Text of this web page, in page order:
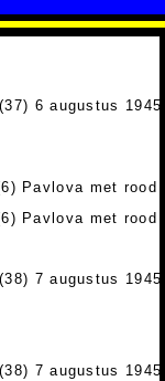
(37) 6 augustus 1945
Pavlova met rood
Pavlova met rood
(38) 7 augustus 1945
(38) 7 augustus 1945